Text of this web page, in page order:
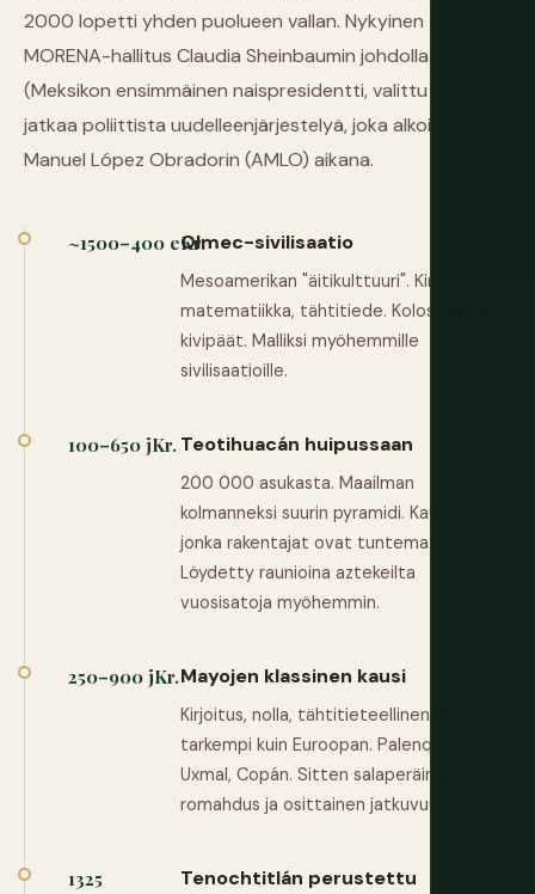
2000 lopetti yhden puolueen vallan. Nykyinen
MORENA-hallitus Claudia Sheinbaumin johdolla
(Meksikon ensimmäinen naispresidentti, valittu 2024)
jatkaa poliittista uudelleenjärjestelyä, joka alkoi Andrés
Manuel López Obradorin (AMLO) aikana.
~1500–400 eKr.Olmec-sivilisaatio
Mesoamerikan "äitikulttuuri". Kirjoitus,
matematiikka, tähtitiede. Kolossaaliset
kivipäät. Malliksi myöhemmille
sivilisaatioille.
100–650 jKr. Teotihuacán huipussaan
200 000 asukasta. Maailman
kolmanneksi suurin pyramidi. Kaupunki,
jonka rakentajat ovat tuntemattomia.
Löydetty raunioina aztekeilta
vuosisatoja myöhemmin.
250–900 jKr.Mayojen klassinen kausi
Kirjoitus, nolla, tähtitieteellinen kalenteri
tarkempi kuin Euroopan. Palenque,
Uxmal, Copán. Sitten salaperäinen
romahdus ja osittainen jatkuvuus.
1325 Tenochtitlán perustettu